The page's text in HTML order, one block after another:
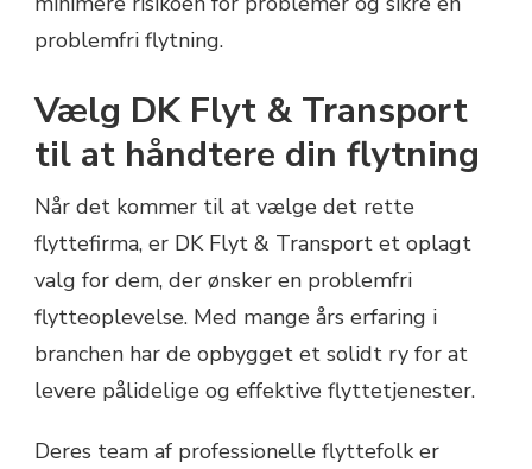
problemfri flytning.
Vælg DK Flyt & Transport
til at håndtere din flytning
Når det kommer til at vælge det rette
flyttefirma, er DK Flyt & Transport et oplagt
valg for dem, der ønsker en problemfri
flytteoplevelse. Med mange års erfaring i
branchen har de opbygget et solidt ry for at
levere pålidelige og effektive flyttetjenester.
Deres team af professionelle flyttefolk er